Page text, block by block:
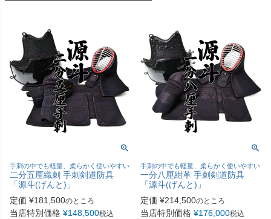
手刺の中でも軽量、柔らかく使いやすい
二分五厘織刺 手刺剣道防具
「源斗(げんと)」
定価 ¥181,500のところ
当店特別価格 ¥148,500税込
手刺の中でも軽量、柔らかく使いやすい
一分八厘紺革 手刺剣道防具
「源斗(げんと)」
定価 ¥214,500のところ
当店特別価格 ¥176,000税込